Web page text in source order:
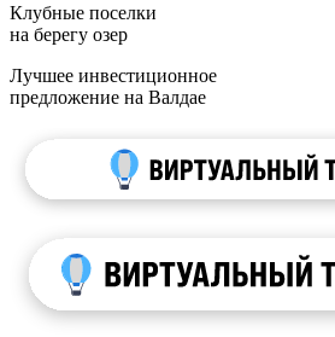
Клубные поселки
на берегу озер
Лучшее инвестиционное
предложение на Валдае